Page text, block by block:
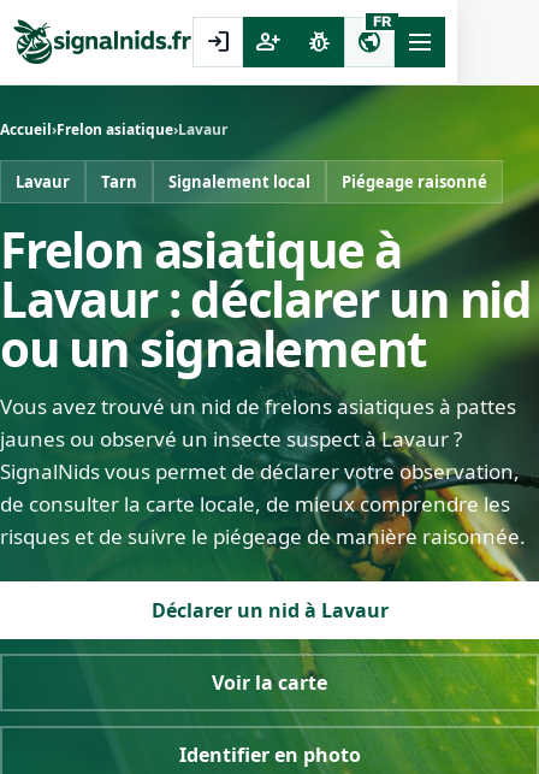
login person_add pest_control public
FR
Accueil›Frelon asiatique›Lavaur
Lavaur Tarn Signalement local Piégeage raisonné
Frelon asiatique à
Lavaur : déclarer un nid
ou un signalement
Vous avez trouvé un nid de frelons asiatiques à pattes
jaunes ou observé un insecte suspect à Lavaur ?
SignalNids vous permet de déclarer votre observation,
de consulter la carte locale, de mieux comprendre les
risques et de suivre le piégeage de manière raisonnée.
Déclarer un nid à Lavaur
Voir la carte
Identifier en photo